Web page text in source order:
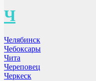
Ч
Челябинск
Чебоксары
Чита
Череповец
Черкеск